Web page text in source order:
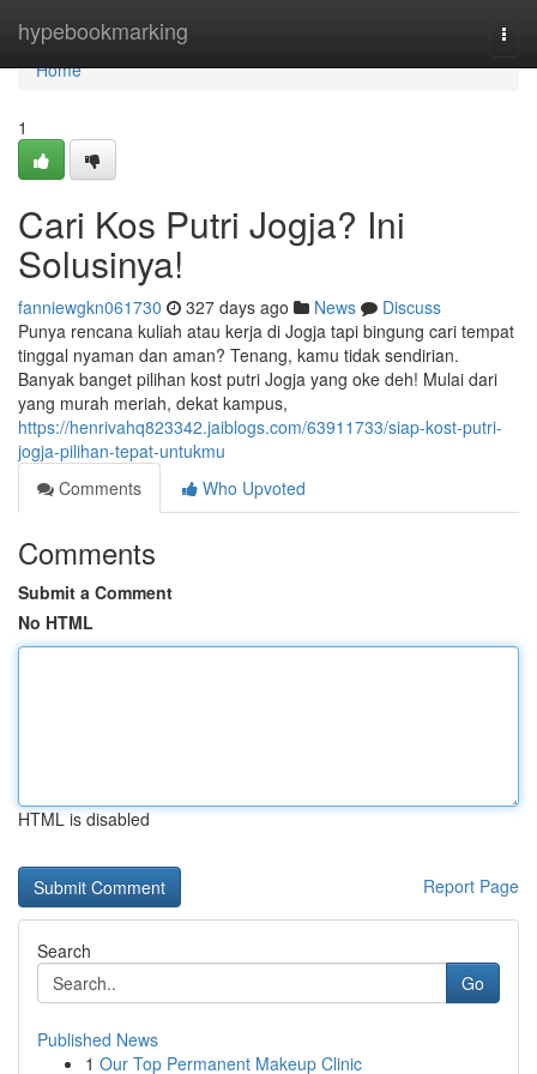
hypebookmarking
Home
Home
1
Cari Kos Putri Jogja? Ini
Solusinya!
fanniewgkn061730 327 days ago News
Discuss
Punya rencana kuliah atau kerja di Jogja tapi bingung cari tempat
tinggal nyaman dan aman? Tenang, kamu tidak sendirian.
Banyak banget pilihan kost putri Jogja yang oke deh! Mulai dari
yang murah meriah, dekat kampus,
https://henrivahq823342.jaiblogs.com/63911733/siap-kost-putri-
jogja-pilihan-tepat-untukmu
Comments
Who Upvoted
Comments
Submit a Comment
No HTML
HTML is disabled
Report Page
Search
Go
Published News
1 Our Top Permanent Makeup Clinic